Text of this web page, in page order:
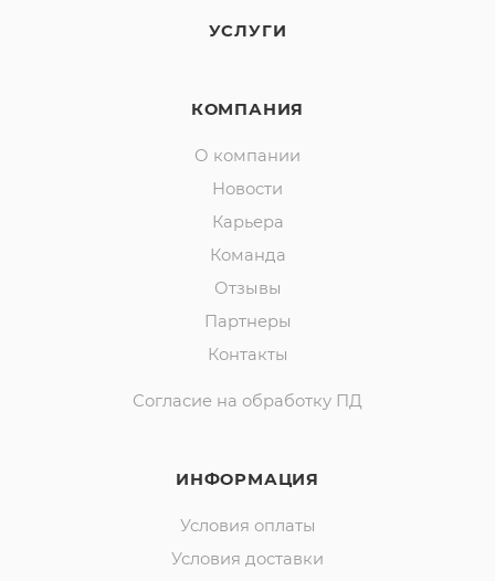
УСЛУГИ
КОМПАНИЯ
О компании
Новости
Карьера
Команда
Отзывы
Партнеры
Контакты
Согласие на обработку ПД
ИНФОРМАЦИЯ
Условия оплаты
Условия доставки